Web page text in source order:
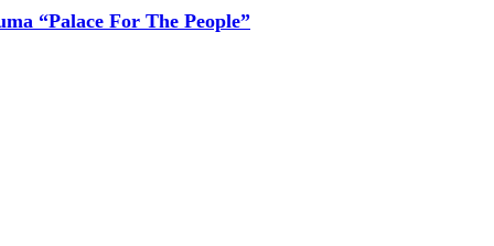
“Palace For The People”